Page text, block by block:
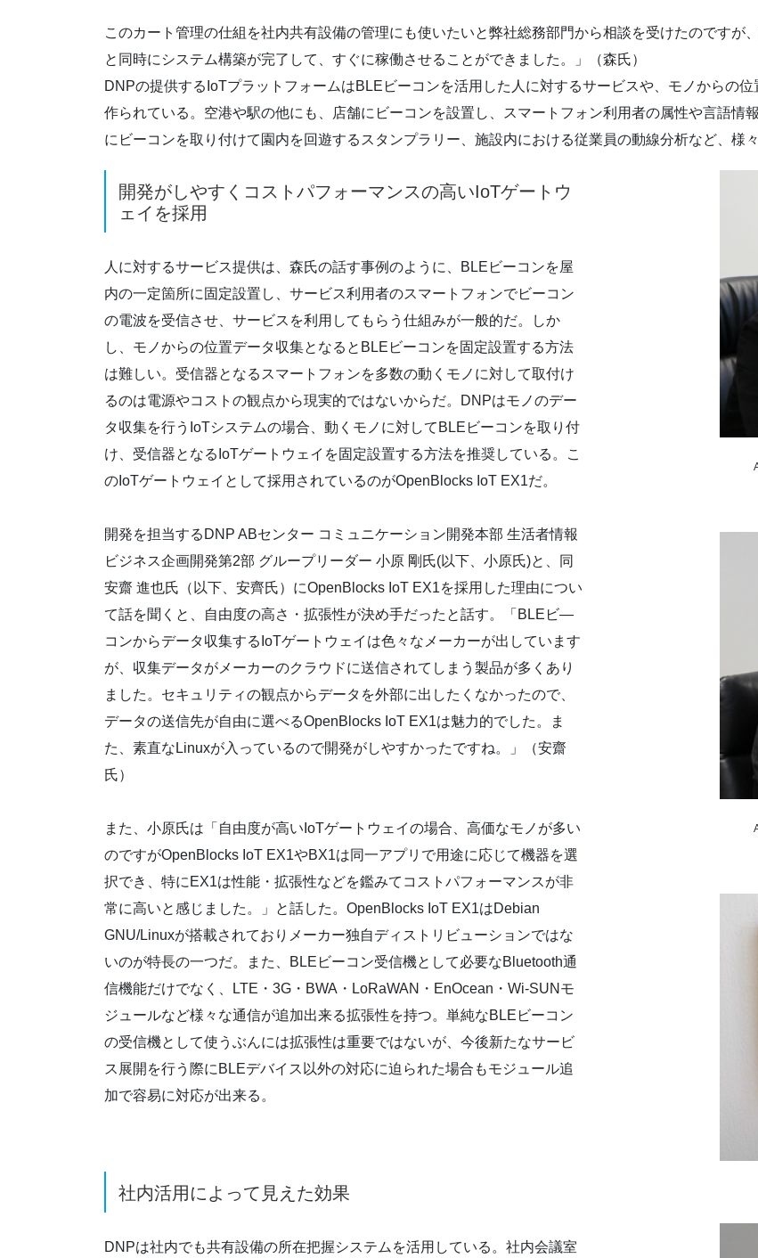
このカート管理の仕組を社内共有設備の管理にも使いたいと弊社総務部門から相談を受けたのですが
と同時にシステム構築が完了して、すぐに稼働させることができました。」（森氏）
DNPの提供するIoTプラットフォームはBLEビーコンを活用した人に対するサービスや、モノからの
作られている。空港や駅の他にも、店舗にビーコンを設置し、スマートフォン利用者の属性や言語情
にビーコンを取り付けて園内を回遊するスタンプラリー、施設内における従業員の動線分析など、様
開発がしやすくコストパフォーマンスの高いIoTゲートウ
ェイを採用
人に対するサービス提供は、森氏の話す事例のように、BLEビーコンを屋
内の一定箇所に固定設置し、サービス利用者のスマートフォンでビーコン
の電波を受信させ、サービスを利用してもらう仕組みが一般的だ。しか
し、モノからの位置データ収集となるとBLEビーコンを固定設置する方法
は難しい。受信器となるスマートフォンを多数の動くモノに対して取付け
るのは電源やコストの観点から現実的ではないからだ。DNPはモノのデー
タ収集を行うIoTシステムの場合、動くモノに対してBLEビーコンを取り付
け、受信器となるIoTゲートウェイを固定設置する方法を推奨している。こ
のIoTゲートウェイとして採用されているのがOpenBlocks IoT EX1だ。
開発を担当するDNP ABセンター コミュニケーション開発本部 生活者情報
ビジネス企画開発第2部 グループリーダー 小原 剛氏(以下、小原氏)と、同
安齋 進也氏（以下、安齊氏）にOpenBlocks IoT EX1を採用した理由につい
て話を聞くと、自由度の高さ・拡張性が決め手だったと話す。「BLEビ―
コンからデータ収集するIoTゲートウェイは色々なメーカーが出しています
が、収集データがメーカーのクラウドに送信されてしまう製品が多くあり
ました。セキュリティの観点からデータを外部に出したくなかったので、
データの送信先が自由に選べるOpenBlocks IoT EX1は魅力的でした。ま
た、素直なLinuxが入っているので開発がしやすかったですね。」（安齋
氏）
また、小原氏は「自由度が高いIoTゲートウェイの場合、高価なモノが多い
のですがOpenBlocks IoT EX1やBX1は同一アプリで用途に応じて機器を選
択でき、特にEX1は性能・拡張性などを鑑みてコストパフォーマンスが非
常に高いと感じました。」と話した。OpenBlocks IoT EX1はDebian
GNU/Linuxが搭載されておりメーカー独自ディストリビューションではな
いのが特長の一つだ。また、BLEビーコン受信機として必要なBluetooth通
信機能だけでなく、LTE・3G・BWA・LoRaWAN・EnOcean・Wi-SUNモ
ジュールなど様々な通信が追加出来る拡張性を持つ。単純なBLEビーコン
の受信機として使うぶんには拡張性は重要ではないが、今後新たなサービ
ス展開を行う際にBLEデバイス以外の対応に迫られた場合もモジュール追
加で容易に対応が出来る。
社内活用によって見えた効果
DNPは社内でも共有設備の所在把握システムを活用している。社内会議室